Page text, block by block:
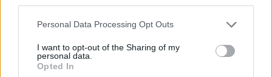
Please note that this website/app uses one or more Google
not limited to your visit or usage behaviour. You may click to
grant or deny consent to Google and its third-party tags to
use your data for below specified purposes in below Google
Personal Data Processing Opt Outs
I want to opt-out of the Sharing of my
personal data.
Opted In
Μετεγγραφές φοιτητών:
ΞΕΚΙΝΗΣΕ η δεύτερη φάση –
Ποιούς αφορά
05/11/2025 - 16:58